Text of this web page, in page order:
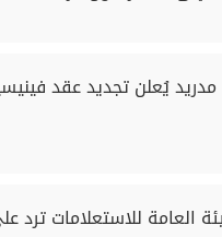
مدريد يُعلن تجديد عقد
العامة للاستعلامات ترد